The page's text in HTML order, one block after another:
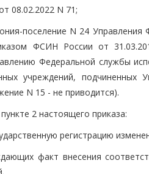
08.02.2022 N 71;
поселение N 24
ФСИН России от
Федеральной службы
учреждений, подчиненных
N 15 - не приводится).
2 настоящего приказа:
регистрацию
факт внесения